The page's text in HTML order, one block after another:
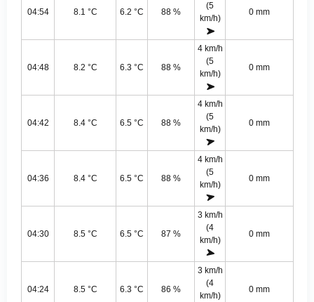
04:54 8.1 °C 6.2 °C 88 %
(5
km/h)
0 mm
04:48 8.2 °C 6.3 °C 88 %
4 km/h
(5
km/h)
0 mm
04:42 8.4 °C 6.5 °C 88 %
4 km/h
(5
km/h)
0 mm
04:36 8.4 °C 6.5 °C 88 %
4 km/h
(5
km/h)
0 mm
04:30 8.5 °C 6.5 °C 87 %
3 km/h
(4
km/h)
0 mm
04:24 8.5 °C 6.3 °C 86 %
3 km/h
(4
km/h)
0 mm